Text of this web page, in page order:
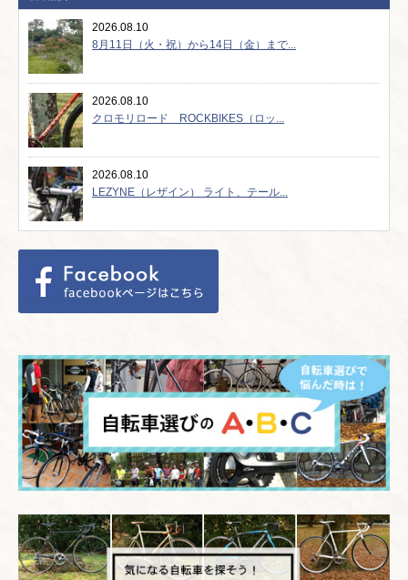
2026.08.10
8月11日（火・祝）から14日（金）まで...
2026.08.10
クロモリロード ROCKBIKES（ロッ...
2026.08.10
LEZYNE（レザイン） ライト、テール...